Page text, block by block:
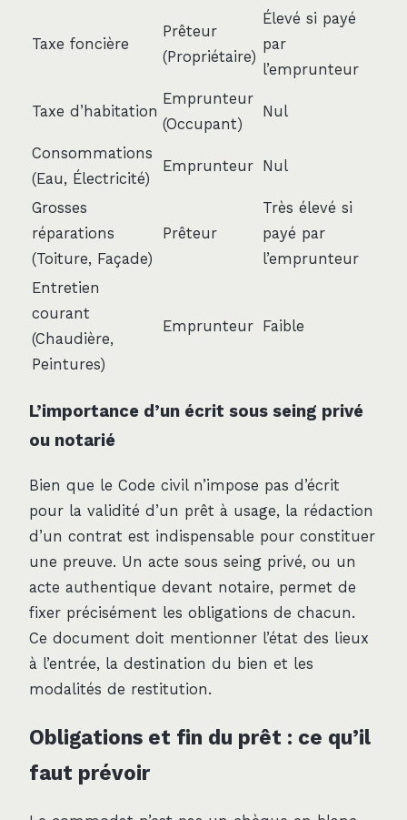
Taxe foncière
Prêteur
(Propriétaire)
Élevé si payé
par
l’emprunteur
Taxe d’habitation
Emprunteur
(Occupant)
Nul
Consommations
(Eau, Électricité)
Emprunteur Nul
Grosses
réparations
(Toiture, Façade)
Prêteur
Très élevé si
payé par
l’emprunteur
Entretien
courant
(Chaudière,
Peintures)
Emprunteur Faible
L’importance d’un écrit sous seing privé
ou notarié
Bien que le Code civil n’impose pas d’écrit
pour la validité d’un prêt à usage, la rédaction
d’un contrat est indispensable pour constituer
une preuve. Un acte sous seing privé, ou un
acte authentique devant notaire, permet de
fixer précisément les obligations de chacun.
Ce document doit mentionner l’état des lieux
à l’entrée, la destination du bien et les
modalités de restitution.
Obligations et fin du prêt : ce qu’il
faut prévoir